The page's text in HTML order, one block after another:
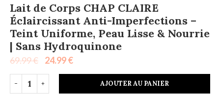
Lait de Corps CHAP CLAIRE
Éclaircissant Anti-Imperfections –
Teint Uniforme, Peau Lisse & Nourrie
| Sans Hydroquinone
69.99€ 24.99€
AJOUTER AU PANIER